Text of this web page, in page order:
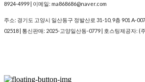
8924-4999 | 이메일: ma868686@naver.com
주소: 경기도 고양시 일산동구 정발산로 31-10, 9층 901 A-
02518 | 통신판매: 2025-고양일산동-0779 | 호스팅제공자: (